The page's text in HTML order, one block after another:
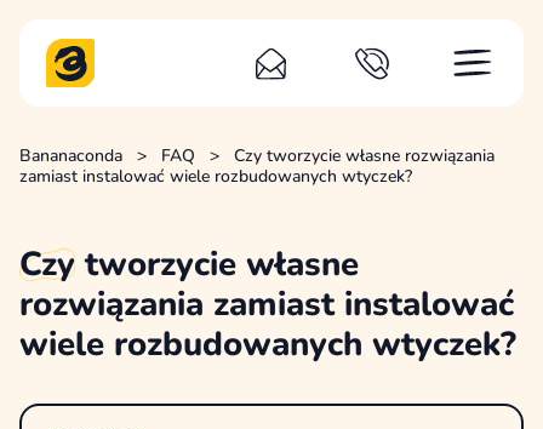
Bananaconda > FAQ >
Czy tworzycie własne rozwiązania
zamiast instalować wiele rozbudowanych wtyczek?
Czytworzycie własne
rozwiązania zamiast instalować
wiele rozbudowanych wtyczek?